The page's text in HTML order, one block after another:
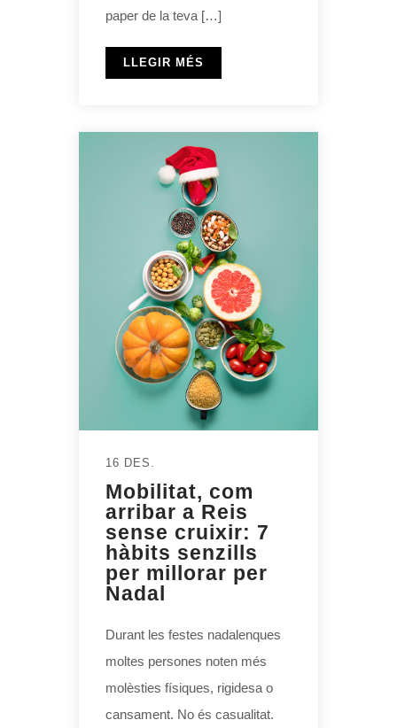
paper de la teva […]
LLEGIR MÉS
16 DES.
Mobilitat, com
arribar a Reis
sense cruixir: 7
hàbits senzills
per millorar per
Nadal
Durant les festes nadalenques
moltes persones noten més
molèsties físiques, rigidesa o
cansament. No és casualitat.